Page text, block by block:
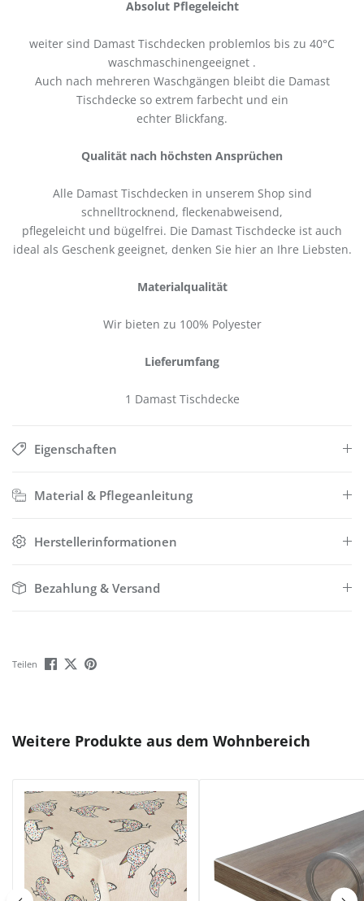
Absolut Pflegeleicht
weiter sind Damast Tischdecken problemlos bis zu 40°C
waschmaschinengeeignet .
Auch nach mehreren Waschgängen bleibt die Damast
Tischdecke so extrem farbecht und ein
echter Blickfang.
Qualität nach höchsten Ansprüchen
Alle Damast Tischdecken in unserem Shop sind
schnelltrocknend, fleckenabweisend,
pflegeleicht und bügelfrei. Die Damast Tischdecke ist auch
ideal als Geschenk geeignet, denken Sie hier an Ihre Liebsten.
Materialqualität
Wir bieten zu 100% Polyester
Lieferumfang
1 Damast Tischdecke
Eigenschaften
Material & Pflegeanleitung
Herstellerinformationen
Bezahlung & Versand
Teilen
Produktgalerie überspringen
Weitere Produkte aus dem Wohnbereich